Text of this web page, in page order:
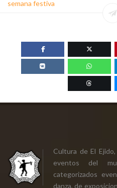
semana festiva
Cultura de El
eventos del
categorizados
danza, de